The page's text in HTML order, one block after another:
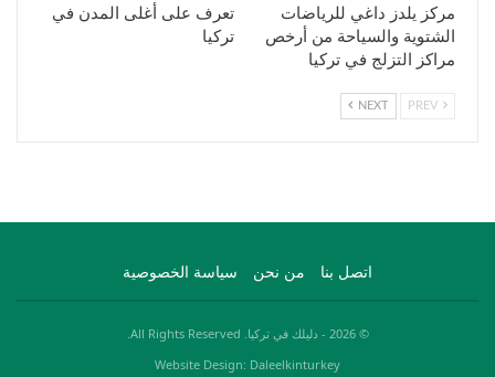
مركز يلدز داغي للرياضات
الشتوية والسياحة من أرخص
مراكز التزلج في تركيا
تعرف على أغلى المدن في
تركيا
NEXT
اتصل بنا من نحن سياسة الخصوصية
© 2026 - دليلك في تركيا. All Rights Reserved.
Website Design: Daleelkinturkey